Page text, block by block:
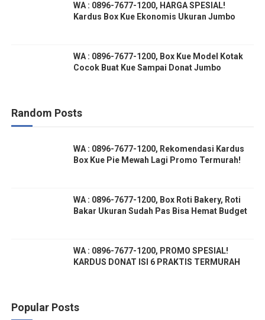
WA : 0896-7677-1200, HARGA SPESIAL!
Kardus Box Kue Ekonomis Ukuran Jumbo
WA : 0896-7677-1200, Box Kue Model Kotak
Cocok Buat Kue Sampai Donat Jumbo
Random Posts
WA : 0896-7677-1200, Rekomendasi Kardus
Box Kue Pie Mewah Lagi Promo Termurah!
WA : 0896-7677-1200, Box Roti Bakery, Roti
Bakar Ukuran Sudah Pas Bisa Hemat Budget
WA : 0896-7677-1200, PROMO SPESIAL!
KARDUS DONAT ISI 6 PRAKTIS TERMURAH
Popular Posts